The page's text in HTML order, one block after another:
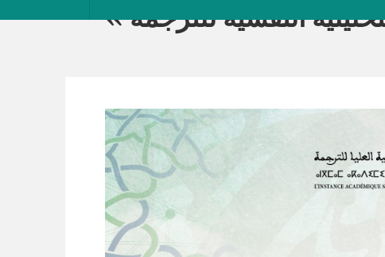
النفسية للترجمة